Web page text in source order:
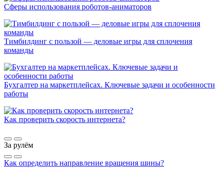
Сферы использования роботов-аниматоров
Тимбилдинг с пользой — деловые игры для сплочения
команды
Бухгалтер на маркетплейсах. Ключевые задачи и особенности
работы
Как проверить скорость интернета?
За рулём
Как определить направление вращения шины?